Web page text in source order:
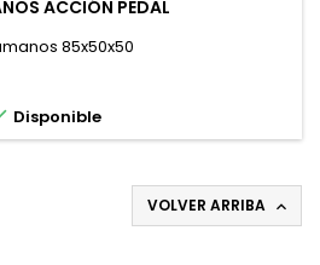
ACCIÓN PEDAL
85x50x50
Disponible
VOLVER ARRIBA 